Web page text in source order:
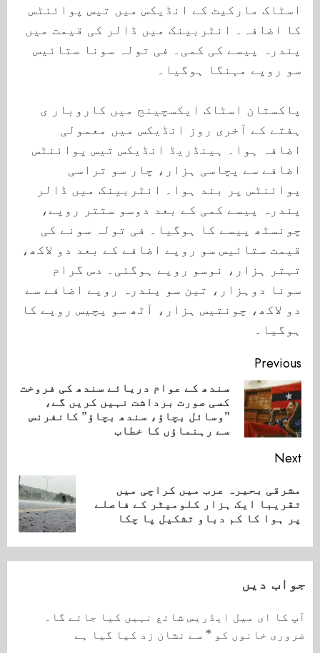
اسٹاک مارکیٹ کے انڈیکس میں تیس پوائنٹس
کا اضافہ۔ انٹربینک میں ڈالر کی قیمت میں
پندرہ پیسے کی کمی۔ فی تولہ سونا ستائیس
سو روپے مہنگا ہوگیا۔
پاکستان اسٹاک ایکسچینج میں کاروبار ی
ہفتے کے آخری روز انڈیکس میں معمولی
اضافہ ہوا۔ ہینڈریڈ انڈیکس تیس پوائنٹس
اضافے سے پچاسی ہزار، چار سو تراسی
پوائنٹس پر بند ہوا۔ انٹربینک میں ڈالر
پندرہ پیسے کمی کے بعد دوسو ستتر روپے،
چونسٹھ پیسے کا ہوگیا۔ فی تولہ سونے کی
قیمت ستائیس سو روپے اضافے کے بعد دو لاکھ،
تہتر ہزار، نوسو روپے ہوگئی۔ دس گرام
سونا دوہزار، تین سو پندرہ روپے اضافے سے
دو لاکھ، چونتیس ہزار، آٹھ سو پچیس روپے کا
ہوگیا۔
Continue
Reading
Previous
سندھ کے عوام دریائے سندھ کی فروخت
کسی صورت برداشت نہیں کریں گے،
"وسائل بچاؤ، سندھ بچاؤ” کانفرنس
سے رہنماؤں کا خطاب
Next
Next
post:
مشرقی بحیرہ عرب میں کراچی میں
تقریبا ایک ہزار کلومیٹر کے فاصلے
پر ہوا کا کم دباو تشکیل پا چکا
جواب دیں
آپ کا ای میل ایڈریس شائع نہیں کیا جائے گا۔
ضروری خانوں کو * سے نشان زد کیا گیا ہے